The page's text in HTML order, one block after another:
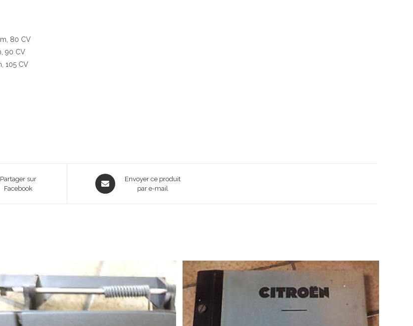
80 CV
90 CV
105 CV
Partager sur
Facebook
Opens
in
Envoyer ce produit
par e-mail